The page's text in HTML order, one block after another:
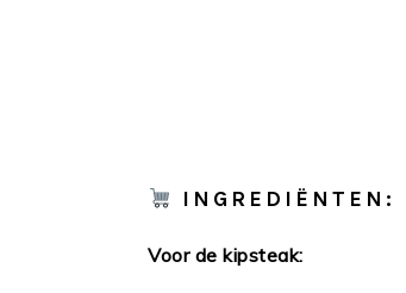
INGREDIËNTEN:
Voor de kipsteak: